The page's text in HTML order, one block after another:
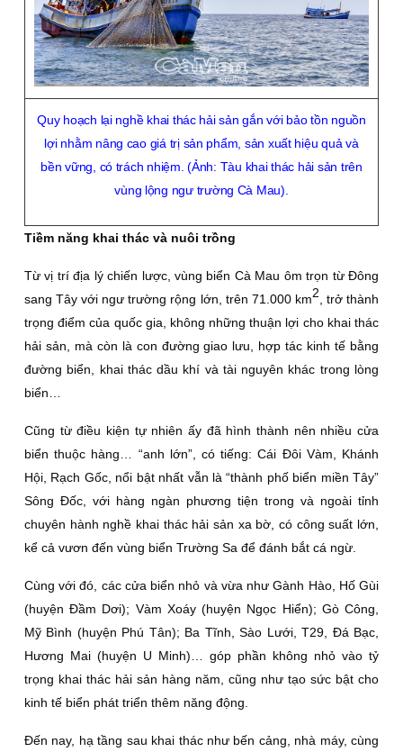
Quy hoạch lại nghề khai thác hải sản gắn với bảo tồn nguồn
lợi nhằm nâng cao giá trị sản phẩm, sản xuất hiệu quả và
bền vững, có trách nhiệm. (Ảnh: Tàu khai thác hải sản trên
vùng lộng ngư trường Cà Mau).
Tiềm năng khai thác và nuôi trồng
Từ vị trí địa lý chiến lược, vùng biển Cà Mau ôm trọn từ Ðông
sang Tây với ngư trường rộng lớn, trên 71.000 km2 , trở thành
trọng điểm của quốc gia, không những thuận lợi cho khai thác
hải sản, mà còn là con đường giao lưu, hợp tác kinh tế bằng
đường biển, khai thác dầu khí và tài nguyên khác trong lòng
biển…
Cũng từ điều kiện tự nhiên ấy đã hình thành nên nhiều cửa
biển thuộc hàng… “anh lớn”, có tiếng: Cái Ðôi Vàm, Khánh
Hội, Rạch Gốc, nổi bật nhất vẫn là “thành phố biển miền Tây”
Sông Ðốc, với hàng ngàn phương tiện trong và ngoài tỉnh
chuyên hành nghề khai thác hải sản xa bờ, có công suất lớn,
kể cả vươn đến vùng biển Trường Sa để đánh bắt cá ngừ.
Cùng với đó, các cửa biển nhỏ và vừa như Gành Hào, Hố Gùi
(huyện Ðầm Dơi); Vàm Xoáy (huyện Ngọc Hiển); Gò Công,
Mỹ Bình (huyện Phú Tân); Ba Tĩnh, Sào Lưới, T29, Ðá Bạc,
Hương Mai (huyện U Minh)… góp phần không nhỏ vào tỷ
trọng khai thác hải sản hàng năm, cũng như tạo sức bật cho
kinh tế biển phát triển thêm năng động.
Ðến nay, hạ tầng sau khai thác như bến cảng, nhà máy, cùng